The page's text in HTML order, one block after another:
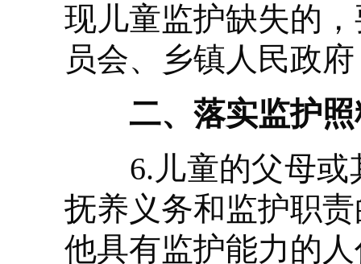
现儿童监护缺失的
员会、乡镇人民政
二、落实监护照
6.儿童的父母或
抚养义务和监护职
他具有监护能力的